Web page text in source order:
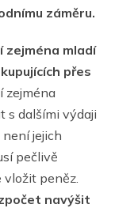
záměru.
zejména mladí
přes
zejména
s dalšími výdaji
jejich
pečlivě
vložit peněz.
navýšit